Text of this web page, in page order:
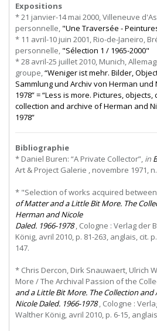
Expositions
* 21 janvier-14 mai 2000, Villeneuve
personnelle, "Une Traversée -
* 11 avril-10 juin 2001, Rio-de-Janeiro,
personnelle, "Sélection 1 / 1965-2000"
* 28 avril-25 juillet 2010, Munich,
groupe,“Weniger ist mehr. Bilder,
Sammlung und Archiv von Herman und
1978” = “Less is more. Pictures,
collection and archive of Herman and
1978”
Bibliographie
* Daniel Buren: “A Private Collector”, in
Art & Project Galerie , novembre 1971,
* "Selection of works acquired between
ofMatterandaLittleBitMore. The
HermanandNicole
Daled. 1966-1978, Cologne : Verlag der
König, avril 2010, p. 81-263, anglais, cit.
147.
* Chris Dercon, Dirk Snauwaert, Ulrich
More / The Archival Passion of the
and a Little Bit More. The Collection and
Nicole Daled. 1966-1978, Cologne :
Walther König, avril 2010, p. 6-15,